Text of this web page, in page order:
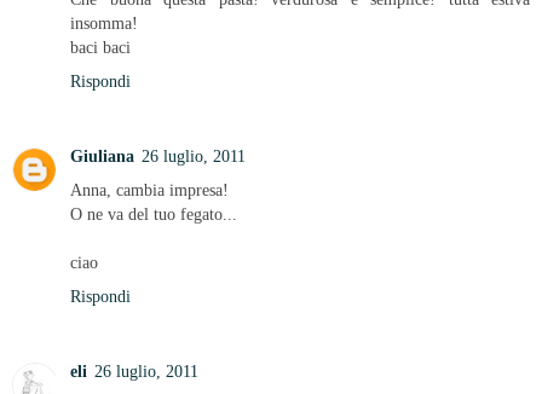
insomma!
baci baci
Rispondi
Giuliana 26 luglio, 2011
Anna, cambia impresa!
O ne va del tuo fegato...
ciao
Rispondi
eli 26 luglio, 2011